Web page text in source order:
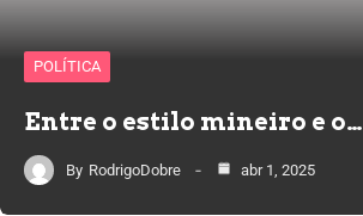
POLÍTICA
Entre o estilo mineiro e o…
By RodrigoDobre abr 1, 2025